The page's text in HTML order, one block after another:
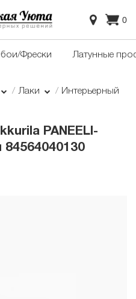
0
Фрески Латунные
Лаки
Интерьерный
PANEELI-
84564040130